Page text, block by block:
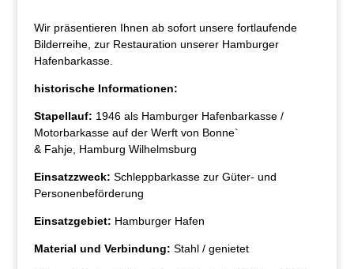
Wir präsentieren Ihnen ab sofort unsere fortlaufende
Bilderreihe, zur Restauration unserer Hamburger
Hafenbarkasse.
historische Informationen:
Stapellauf: 1946 als Hamburger Hafenbarkasse /
Motorbarkasse auf der Werft von Bonne`
& Fahje, Hamburg Wilhelmsburg
Einsatzzweck: Schleppbarkasse zur Güter- und
Personenbeförderung
Einsatzgebiet: Hamburger Hafen
Material und Verbindung: Stahl / genietet